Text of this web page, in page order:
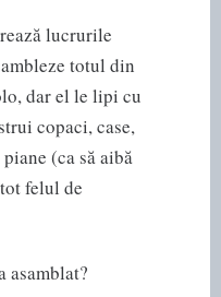
lucrurile
totul din
dar el le lipi cu
copaci, case,
(ca să aibă
felul de
asamblat?